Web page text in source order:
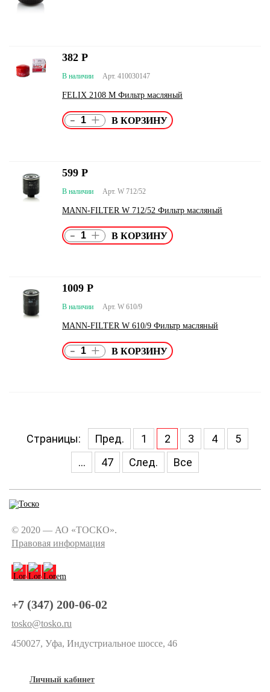
Арт. 410030147
В наличии
FELIX 2108 М Фильтр масляный
382 Р
- +
Арт. W 712/52
В наличии
MANN-FILTER W 712/52 Фильтр масляный
599 Р
- +
Арт. W 610/9
В наличии
MANN-FILTER W 610/9 Фильтр масляный
1009 Р
- +
Страницы: Пред. 1 2 3 4
5
...
47 След. Все
© 2020 — АО «ТОСКО».
Правовая информация
+7 (347) 200-06-02
tosko@tosko.ru
450027, Уфа, Индустриальное шоссе, 46
Личный кабинет